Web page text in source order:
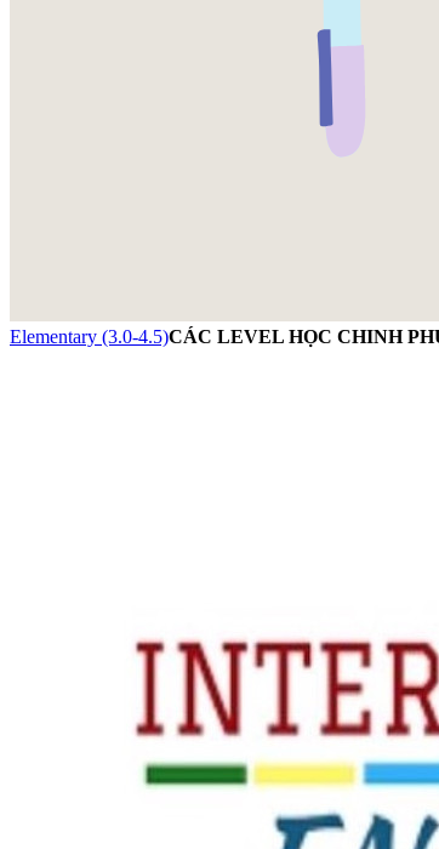
Elementary (3.0-4.5)CÁC LEVEL HỌC CHINH